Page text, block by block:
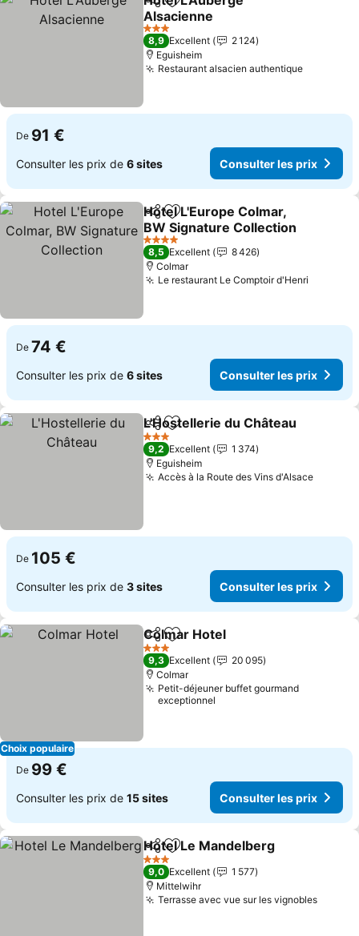
PartagerAjouter à mes favoris
Alsacienne
Consulter les prix
3 Étoiles
8,9 Excellent
2 124
Eguisheim
Restaurant alsacien authentique
De 91 €
Consulter les prix de 6 sites Consulter les prix
PartagerAjouter à mes favoris
Hotel L'Europe Colmar,
BW Signature Collection
Consulter les prix
4 Étoiles
8,5 Excellent
8 426
Colmar
Le restaurant Le Comptoir d'Henri
De 74 €
Consulter les prix de 6 sites Consulter les prix
PartagerAjouter à mes favoris
L'Hostellerie du Château
3 Étoiles
9,2 Excellent
1 374
Eguisheim
Accès à la Route des Vins d'Alsace
De 105 €
Consulter les prix de 3 sites Consulter les prix
Choix populaire
PartagerAjouter à mes favoris
Colmar Hotel
3 Étoiles
9,3 Excellent
20 095
Colmar
Petit-déjeuner buffet gourmand
exceptionnel
De 99 €
Consulter les prix de 15 sites Consulter les prix
PartagerAjouter à mes favoris
Hotel Le Mandelberg
3 Étoiles
9,0 Excellent
1 577
Mittelwihr
Terrasse avec vue sur les vignobles